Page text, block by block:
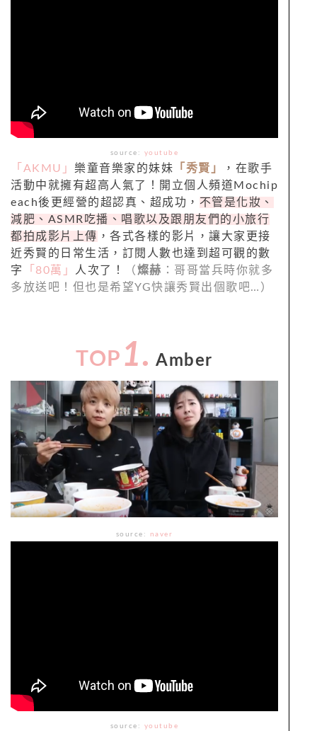
source: youtube
「AKMU」 樂童音樂家的妹妹 「秀賢」
，在歌手
活動中就擁有超高人氣了！開立個人頻道Mochip
each後更經營的超認真、超成功， 不管是化妝、
減肥、ASMR吃播、唱歌以及跟朋友們的小旅行
都拍成影片上傳 ，各式各樣的影片，讓大家更接
近秀賢的日常生活，訂閱人數也達到超可觀的數
字
「80萬」 人次了！ （ 燦赫 ：哥哥當兵時你就多
多放送吧！但也是希望YG快讓秀賢出個歌吧…）
TOP 1. Amber
source: naver
source: youtube